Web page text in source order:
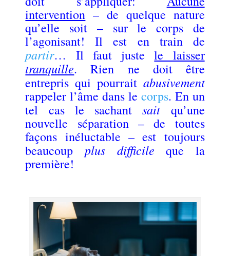
intervention – de quelque nature
qu’elle soit – sur le corps de
l’agonisant! Il est en train de
partir… Il faut justele laisser
tranquille. Rien ne doit être
entrepris qui pourrait abusivement
rappeler l’âme dans le corps. En un
tel cas le sachantsait qu’une
nouvelle séparation – de toutes
façons inéluctable – est toujours
beaucoup plus difficile que la
première!